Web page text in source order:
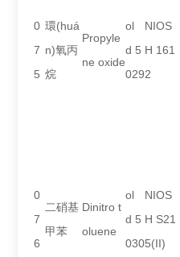
0
7
5
環(huá
n)氧丙
烷
Propyle
ne oxide
ol
d 5
029
NIOS
H 161
2
0
7
6
二硝基
甲苯
Dinitro t
oluene
ol
d 5
030
NIOS
H S21
5(II)